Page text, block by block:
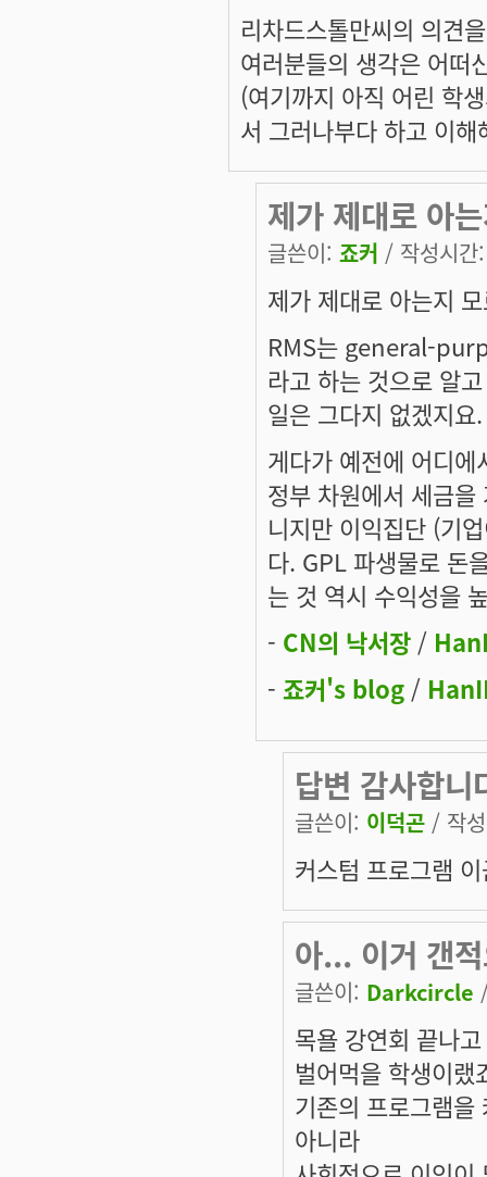
리차드스톨만씨의 의견
여러분들의 생각은 어떠
(여기까지 아직 어린 학
서 그러나부다 하고 이
제가 제대로 아
글쓴이: 죠커 / 작성시
제가 제대로 아는지
RMS는 general-
라고 하는 것으로 알
일은 그다지 없겠지요.
게다가 예전에 어디
정부 차원에서 세금
니지만 이익집단 (기
다. GPL 파생물로 돈
는 것 역시 수익성을
- CN의 낙서장 /
- 죠커's blog /
답변 감사합
글쓴이: 이덕곤 / 작
커스텀 프로그램
아... 이거 갠
글쓴이: Darkcircle
목욜 강연회 끝나
벌어먹을 학생이
기존의 프로그램을
아니라